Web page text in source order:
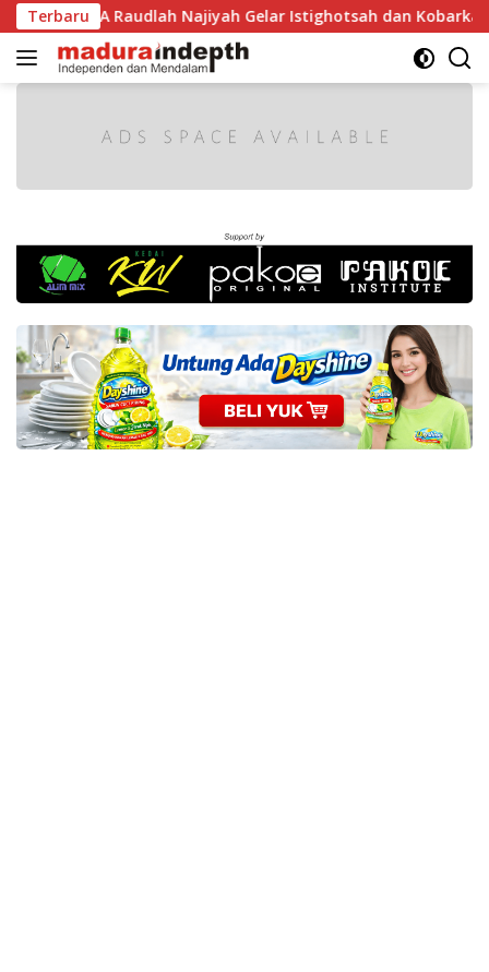
Langsung
ke
konten
Terbaru
RI, MA Raudlah Najiyah Gelar Istighotsah dan Kobarkan